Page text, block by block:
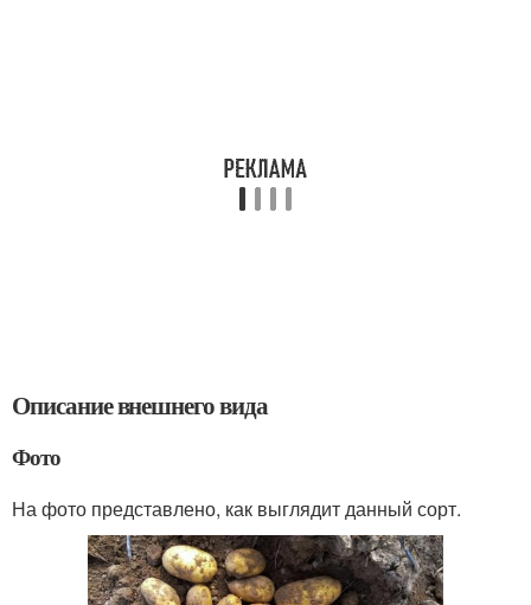
Описание внешнего вида
Фото
На фото представлено, как выглядит данный сорт.